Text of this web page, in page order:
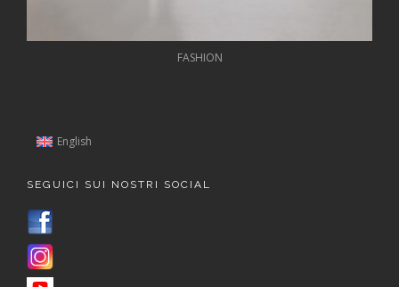
FASHION
English
SEGUICI SUI NOSTRI SOCIAL